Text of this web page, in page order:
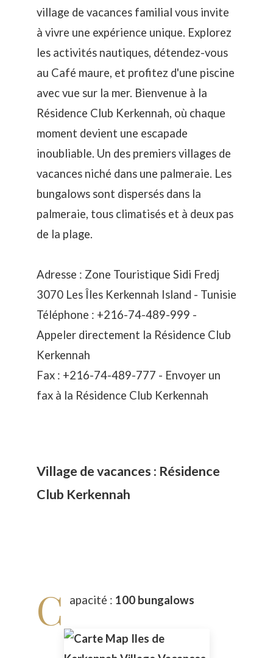
village de vacances familial vous invite
à vivre une expérience unique. Explorez
les activités nautiques, détendez-vous
au Café maure, et profitez d'une piscine
avec vue sur la mer. Bienvenue à la
Résidence Club Kerkennah, où chaque
moment devient une escapade
inoubliable. Un des premiers villages de
vacances niché dans une palmeraie. Les
bungalows sont dispersés dans la
palmeraie, tous climatisés et à deux pas
de la plage.
Adresse : Zone Touristique Sidi Fredj
3070 Les Îles Kerkennah Island - Tunisie
Téléphone : +216-74-489-999 -
Appeler directement la Résidence Club
Kerkennah
Fax : +216-74-489-777 - Envoyer un
fax à la Résidence Club Kerkennah
Village de vacances : Résidence
Club Kerkennah
C apacité : 100 bungalows